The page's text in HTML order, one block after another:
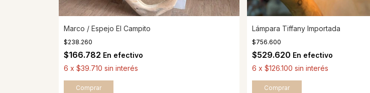
Marco / Espejo El Campito
$238.260
$166.782 En efectivo
6 x $39.710 sin interés
Comprar
Lámpara Tiffany Importada
$756.600
$529.620 En efectivo
6 x $126.100 sin interés
Comprar